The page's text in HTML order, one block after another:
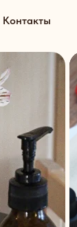
Контакты